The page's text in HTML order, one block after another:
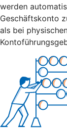
werden
Geschäftskonto
als bei